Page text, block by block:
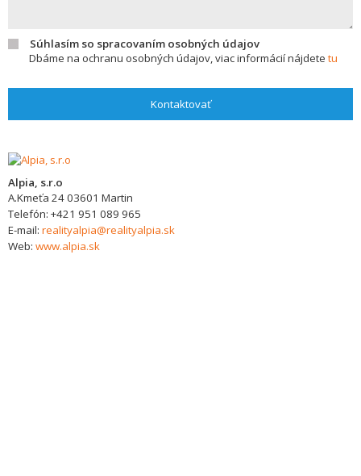
Súhlasím so spracovaním osobných údajov
Dbáme na ochranu osobných údajov, viac informácií nájdete tu
Kontaktovať
Alpia, s.r.o
A.Kmeťa 2403601 Martin
Telefón: +421 951 089 965
E-mail: realityalpia@realityalpia.sk
Web: www.alpia.sk